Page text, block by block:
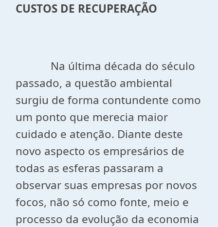
CUSTOS DE RECUPERAÇÃO
Na última década do século
passado, a questão ambiental
surgiu de forma contundente como
um ponto que merecia maior
cuidado e atenção. Diante deste
novo aspecto os empresários de
todas as esferas passaram a
observar suas empresas por novos
focos, não só como fonte, meio e
processo da evolução da economia